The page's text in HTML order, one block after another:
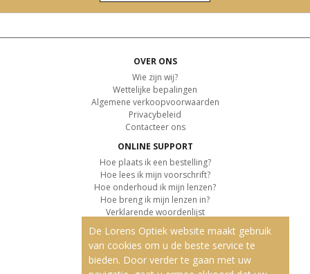
OVER ONS
Wie zijn wij?
Wettelijke bepalingen
Algemene verkoopvoorwaarden
Privacybeleid
Contacteer ons
ONLINE SUPPORT
Hoe plaats ik een bestelling?
Hoe lees ik mijn voorschrift?
Hoe onderhoud ik mijn lenzen?
Hoe breng ik mijn lenzen in?
Verklarende woordenlijst
KLANTENSERVICE
Informatie over de levering
Informatie over de betaling
De Lorens Optiek website maakt gebruik
van cookies om u de beste service te
bieden. Door verder te gaan met uw